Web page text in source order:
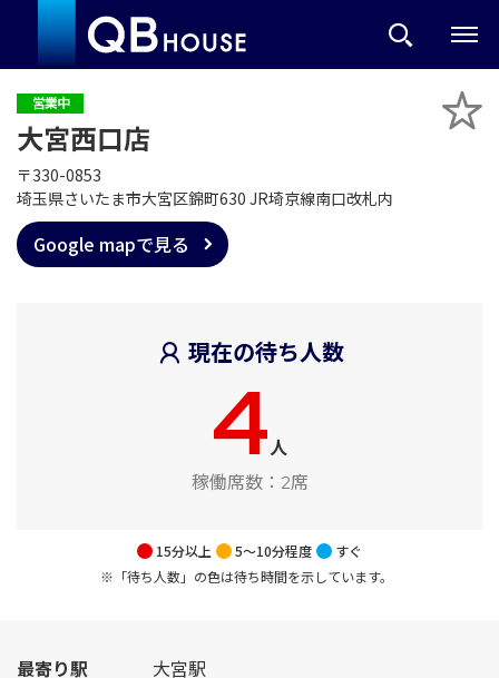
営業中
大宮西口店
〒330-0853
埼玉県さいたま市大宮区錦町630 JR埼京線南口改札内
Google mapで見る
現在の待ち人数
4人
稼働席数： 2席
15分以上 5～10分程度
すぐ
※「待ち人数」の色は待ち時間を示しています。
最寄り駅 大宮駅